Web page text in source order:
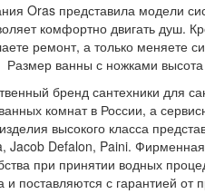
Oras представила модели
комфортно двигать душ.
ремонт, а только меняете
Размер ванны с ножками высота
бренд сантехники для
комнат в России, а
высокого класса
Jacob Defalon, Paini. Фирменная
при принятии водных
и поставляются с гарантией от